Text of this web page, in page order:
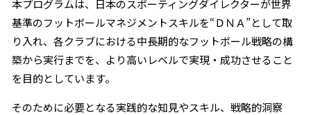
本プログラムは、日本のスポーティングダイレクターが世界
基準のフットボールマネジメントスキルを“ＤＮＡ”として取
り入れ、各クラブにおける中長期的なフットボール戦略の構
築から実行までを、より高いレベルで実現・成功させること
を目的としています。
そのために必要となる実践的な知見やスキル、戦略的洞察